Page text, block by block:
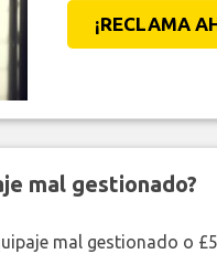
¡RECLAMA
mal gestionado?
mal gestionado o